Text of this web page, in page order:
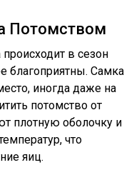
Потомством
в сезон
благоприятны. Самка
иногда даже на
потомство от
плотную оболочку и
что
яиц.